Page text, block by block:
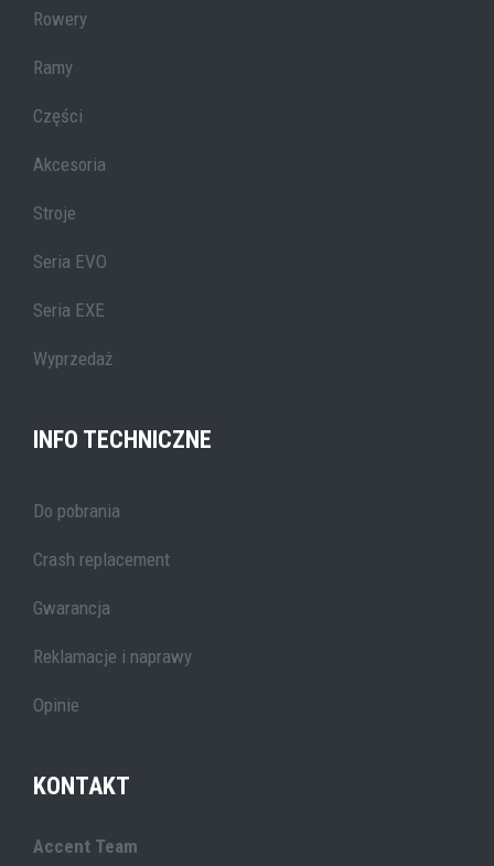
Rowery
Ramy
Części
Akcesoria
Stroje
Seria EVO
Seria EXE
Wyprzedaż
INFO TECHNICZNE
Do pobrania
Crash replacement
Gwarancja
Reklamacje i naprawy
Opinie
KONTAKT
Accent Team